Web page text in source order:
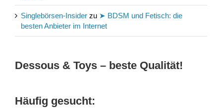
Singlebörsen-Insider zu ➤ BDSM und Fetisch: die
besten Anbieter im Internet
Dessous & Toys – beste Qualität!
Häufig gesucht: